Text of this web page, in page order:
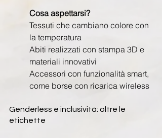
Cosa aspettarsi?
Tessuti che cambiano colore con
la temperatura
Abiti realizzati con stampa 3D e
materiali innovativi
Accessori con funzionalità smart,
come borse con ricarica wireless
Genderless e inclusività: oltre le
etichette